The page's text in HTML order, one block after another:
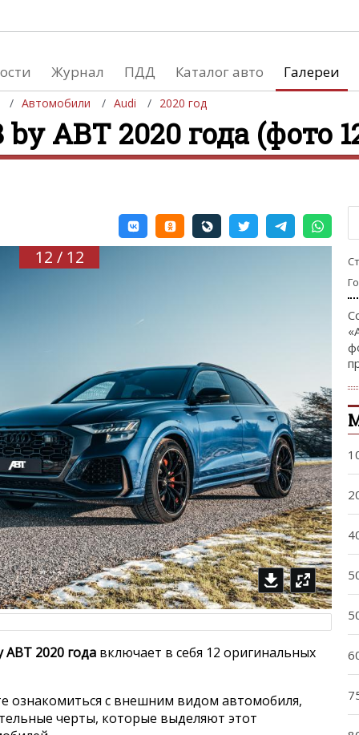
Журнал ПДД Каталог авто Галереи
Автомобили Audi 2020 год
by ABT 2020 года (фото
и автомобили
и мото
Автосалоны
Список мировых автосалонов
12 / 12
ABT 2020 года включает в себя 12 оригинальных
ознакомиться с внешним видом автомобиля,
черты, которые выделяют этот